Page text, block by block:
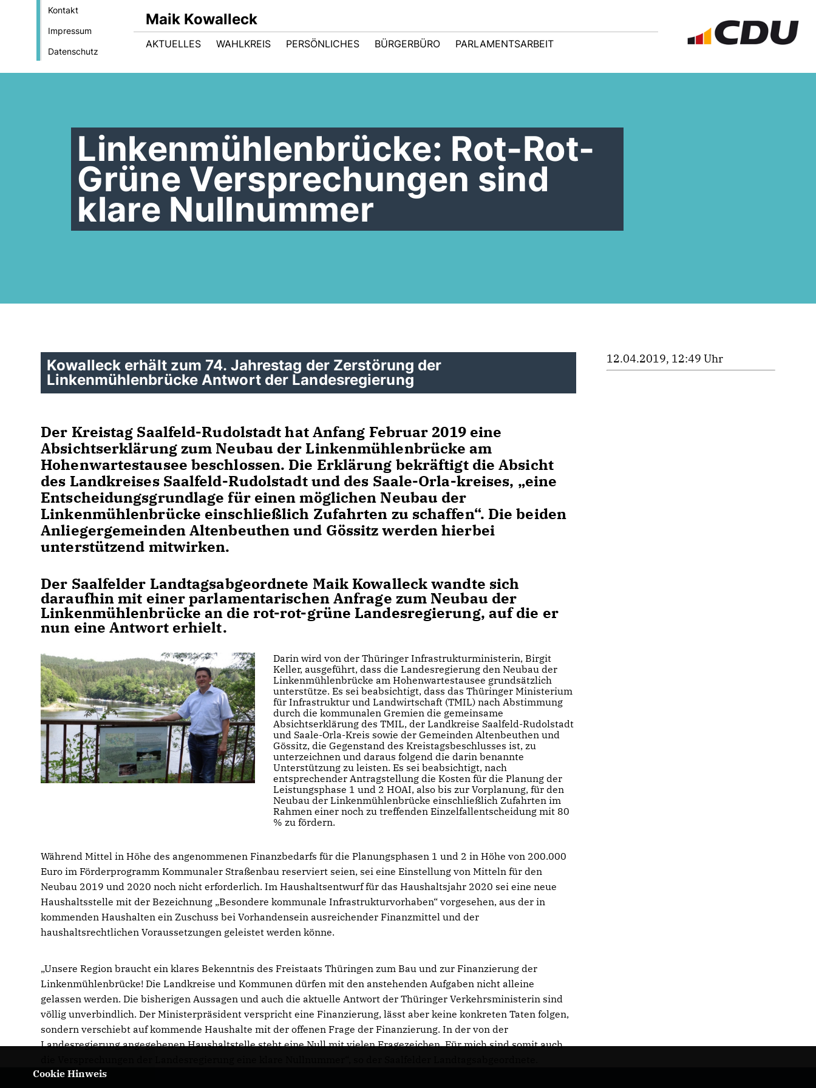
Kontakt
Impressum
Datenschutz
Maik Kowalleck
AKTUELLES WAHLKREIS PERSÖNLICHES BÜRGERBÜRO PARLAMENTSARBEIT
Linkenmühlenbrücke: Rot-Rot-
Grüne Versprechungen sind
klare Nullnummer
Kowalleck erhält zum 74. Jahrestag der Zerstörung der
Linkenmühlenbrücke Antwort der Landesregierung
Der Kreistag Saalfeld-Rudolstadt hat Anfang Februar 2019 eine
Absichtserklärung zum Neubau der Linkenmühlenbrücke am
Hohenwartestausee beschlossen. Die Erklärung bekräftigt die Absicht
des Landkreises Saalfeld-Rudolstadt und des Saale-Orla-kreises, „eine
Entscheidungsgrundlage für einen möglichen Neubau der
Linkenmühlenbrücke einschließlich Zufahrten zu schaffen“. Die beiden
Anliegergemeinden Altenbeuthen und Gössitz werden hierbei
unterstützend mitwirken.
Der Saalfelder Landtagsabgeordnete Maik Kowalleck wandte sich
daraufhin mit einer parlamentarischen Anfrage zum Neubau der
Linkenmühlenbrücke an die rot-rot-grüne Landesregierung, auf die er
nun eine Antwort erhielt.
Darin wird von der Thüringer Infrastrukturministerin, Birgit
Keller, ausgeführt, dass die Landesregierung den Neubau der
Linkenmühlenbrücke am Hohenwartestausee grundsätzlich
unterstütze. Es sei beabsichtigt, dass das Thüringer Ministerium
für Infrastruktur und Landwirtschaft (TMIL) nach Abstimmung
durch die kommunalen Gremien die gemeinsame
Absichtserklärung des TMIL, der Landkreise Saalfeld-Rudolstadt
und Saale-Orla-Kreis sowie der Gemeinden Altenbeuthen und
Gössitz, die Gegenstand des Kreistagsbeschlusses ist, zu
unterzeichnen und daraus folgend die darin benannte
Unterstützung zu leisten. Es sei beabsichtigt, nach
entsprechender Antragstellung die Kosten für die Planung der
Leistungsphase 1 und 2 HOAI, also bis zur Vorplanung, für den
Neubau der Linkenmühlenbrücke einschließlich Zufahrten im
Rahmen einer noch zu treffenden Einzelfallentscheidung mit 80
% zu fördern.
Während Mittel in Höhe des angenommenen Finanzbedarfs für die Planungsphasen 1 und 2 in Höhe von 200.000
Euro im Förderprogramm Kommunaler Straßenbau reserviert seien, sei eine Einstellung von Mitteln für den
Neubau 2019 und 2020 noch nicht erforderlich. Im Haushaltsentwurf für das Haushaltsjahr 2020 sei eine neue
Haushaltsstelle mit der Bezeichnung „Besondere kommunale Infrastrukturvorhaben“ vorgesehen, aus der in
kommenden Haushalten ein Zuschuss bei Vorhandensein ausreichender Finanzmittel und der
haushaltsrechtlichen Voraussetzungen geleistet werden könne.
Unsere Region braucht ein klares Bekenntnis des Freistaats Thüringen zum Bau und zur Finanzierung der
Linkenmühlenbrücke! Die Landkreise und Kommunen dürfen mit den anstehenden Aufgaben nicht alleine
gelassen werden. Die bisherigen Aussagen und auch die aktuelle Antwort der Thüringer Verkehrsministerin sind
völlig unverbindlich. Der Ministerpräsident verspricht eine Finanzierung, lässt aber keine konkreten Taten folgen,
sondern verschiebt auf kommende Haushalte mit der offenen Frage der Finanzierung. In der von der
Landesregierung angegebenen Haushaltstelle steht eine Null mit vielen Fragezeichen. Für mich sind somit auch
12.04.2019, 12:49 Uhr
Cookie Hinweis